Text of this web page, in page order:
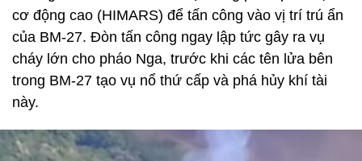
cơ động cao (HIMARS) để tấn công vào vị trí trú ẩn
của BM-27. Đòn tấn công ngay lập tức gây ra vụ
cháy lớn cho pháo Nga, trước khi các tên lửa bên
trong BM-27 tạo vụ nổ thứ cấp và phá hủy khí tài
này.